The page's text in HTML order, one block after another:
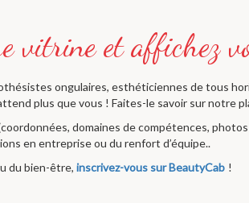
ongulaires, esthéticiennes de tous
plus que vous ! Faites-le savoir sur notre
domaines de compétences,
en entreprise ou du renfort d’équipe..
du bien-être, inscrivez-vous sur BeautyCab !